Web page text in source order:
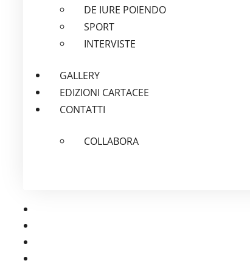
DE IURE POIENDO
SPORT
INTERVISTE
GALLERY
EDIZIONI CARTACEE
CONTATTI
COLLABORA